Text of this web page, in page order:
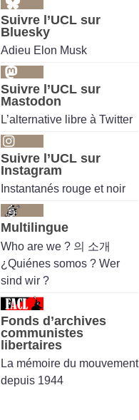
Suivre l’UCL sur
Bluesky
Adieu Elon Musk
Suivre l’UCL sur
Mastodon
L’alternative libre à Twitter
Suivre l’UCL sur
Instagram
Instantanés rouge et noir
Multilingue
Who are we ? 의 소개
¿Quiénes somos ? Wer
sind wir ?
Fonds d’archives
communistes
libertaires
La mémoire du mouvement
depuis 1944